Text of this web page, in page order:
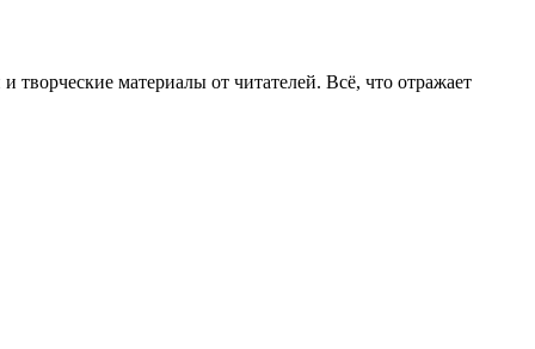
материалы от читателей. Всё, что отражает